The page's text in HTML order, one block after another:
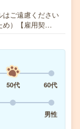
はご遠慮ください
め）【雇用契…
50代
60代
男性